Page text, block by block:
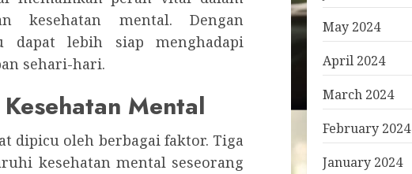
kesehatan mental. Dengan
dapat lebih siap menghadapi
sehari-hari.
Mental
dipicu oleh berbagai faktor. Tiga
kesehatan mental seseorang
May 2024
April 2024
March 2024
February 2024
January 2024